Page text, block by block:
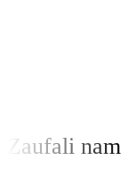
Zaufali nam